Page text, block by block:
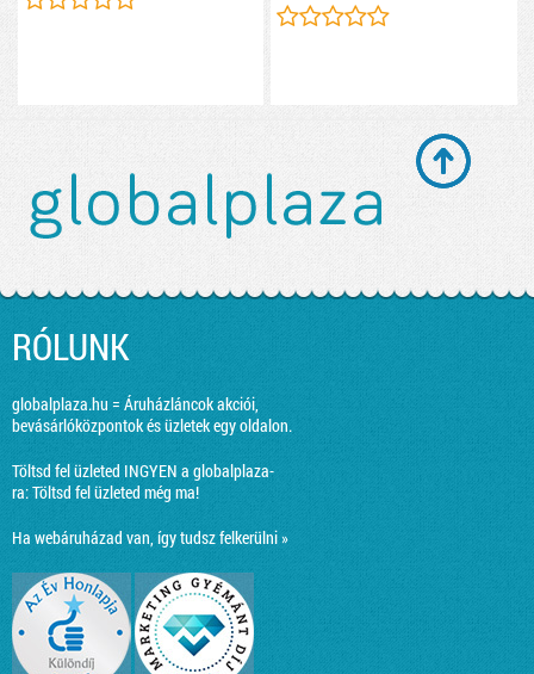
RÓLUNK
globalplaza.hu = Áruházláncok akciói,
bevásárlóközpontok és üzletek egy oldalon.
Töltsd fel üzleted INGYEN a globalplaza-
ra:Töltsd fel üzleted még ma!
Ha webáruházad van, így tudsz felkerülni »